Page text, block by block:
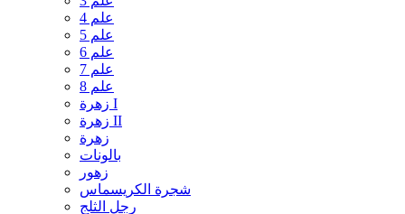
علم 4
علم 5
علم 6
علم 7
علم 8
زهرة I
زهرة II
زهرة
بالونات
زهور
شجرة الكريسماس
رجل الثلج